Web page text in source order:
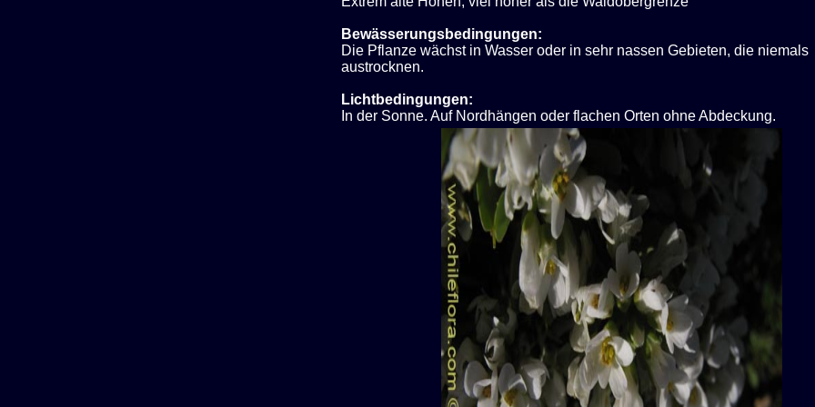
Bewässerungsbedingungen:
Die Pflanze wächst in Wasser oder in sehr nassen Gebieten, die niemals
austrocknen.
Lichtbedingungen:
In der Sonne. Auf Nordhängen oder flachen Orten ohne Abdeckung.